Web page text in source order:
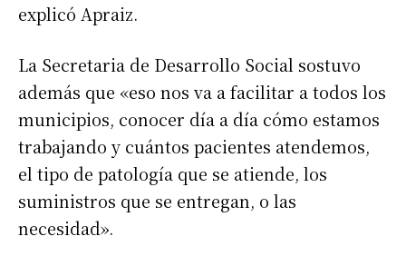
explicó Apraiz.
La Secretaria de Desarrollo Social sostuvo
además que «eso nos va a facilitar a todos los
municipios, conocer día a día cómo estamos
trabajando y cuántos pacientes atendemos,
el tipo de patología que se atiende, los
suministros que se entregan, o las
necesidad».